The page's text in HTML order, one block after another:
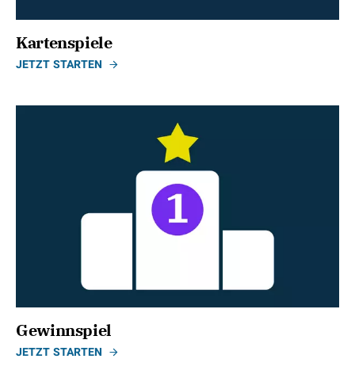
Kartenspiele
JETZT STARTEN
Gewinnspiel
JETZT STARTEN